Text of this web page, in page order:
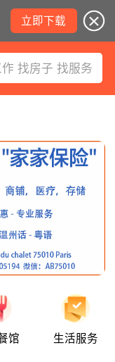
立即下载
找房子 找服务
馆 生活服务
八月罢工预警！
！警惕网络募捐
罚！
召回！